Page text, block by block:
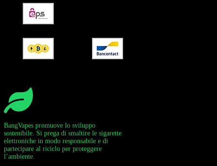
BangVapes promuove lo sviluppo
sostenibile. Si prega di smaltire le sigarette
elettroniche in modo responsabile e di
partecipare al riciclo per proteggere
l’ambiente.